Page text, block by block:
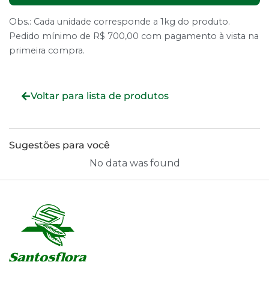
Obs.: Cada unidade corresponde a 1kg do produto.
Pedido mínimo de R$ 700,00 com pagamento à vista na
primeira compra.
Voltar para lista de produtos
Sugestões para você
No data was found